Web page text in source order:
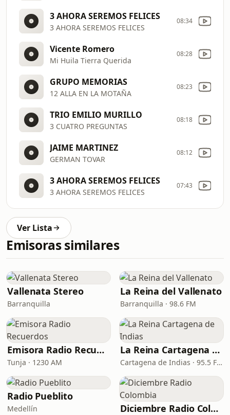
3 AHORA SEREMOS FELICES
3 AHORA SEREMOS FELICES
08:34
Vicente Romero
Mi Huila Tierra Querida
08:28
GRUPO MEMORIAS
12 ALLA EN LA MOTAÑA
08:23
TRIO EMILIO MURILLO
3 CUATRO PREGUNTAS
08:18
JAIME MARTINEZ
GERMAN TOVAR
08:12
3 AHORA SEREMOS FELICES
3 AHORA SEREMOS FELICES
07:43
Ver Lista
Emisoras similares
Vallenata Stereo
Barranquilla
La Reina del Vallenato
Barranquilla · 98.6 FM
Emisora Radio Recuerdos
Tunja · 1230 AM
La Reina Cartagena de Indias
Cartagena de Indias · 95.5 FM
Radio Pueblito
Medellín Diciembre Radio Colombia